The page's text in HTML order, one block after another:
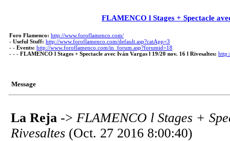
FLAMENCO l Stages + Spectacle
Foro Flamenco: http://www.foroflamenco.com/
- Useful Stuff: http://www.foroflamenco.com/default.asp?catApp=3
- - Events: http://www.foroflamenco.com/in_forum.asp?forumid=18
- - - FLAMENCO l Stages + Spectacle avec Iván Vargas l 19/20 nov. 16 l Rivesaltes:
Message
La Reja -> FLAMENCO l Stages +
Rivesaltes (Oct. 27 2016 8:00:40)